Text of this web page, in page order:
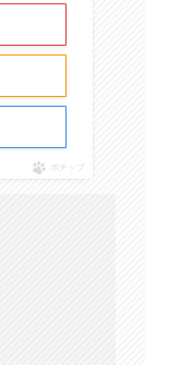
ポチップ